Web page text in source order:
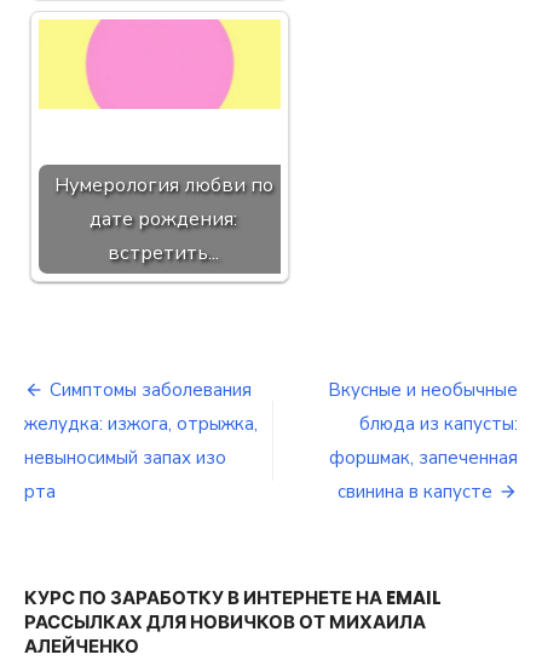
Нумерология любви по
дате рождения:
встретить...
Навигация
по
записям
Симптомы заболевания
желудка: изжога, отрыжка,
невыносимый запах изо
рта
Вкусные и необычные
блюда из капусты:
форшмак, запеченная
свинина в капусте
КУРС ПО ЗАРАБОТКУ В ИНТЕРНЕТЕ НА EMAIL
РАССЫЛКАХ ДЛЯ НОВИЧКОВ ОТ МИХАИЛА
АЛЕЙЧЕНКО